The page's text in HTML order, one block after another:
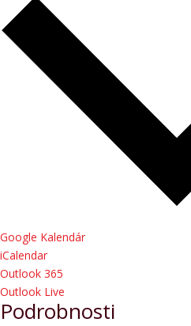
Google Kalendár
iCalendar
Outlook 365
Outlook Live
Podrobnosti